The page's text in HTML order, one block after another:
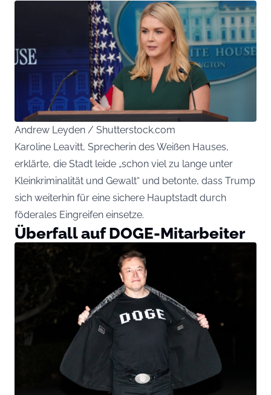
Andrew Leyden / Shutterstock.com
Karoline Leavitt, Sprecherin des Weißen Hauses,
erklärte, die Stadt leide „schon viel zu lange unter
Kleinkriminalität und Gewalt“ und betonte, dass Trump
sich weiterhin für eine sichere Hauptstadt durch
föderales Eingreifen einsetze.
Überfall auf DOGE-Mitarbeiter